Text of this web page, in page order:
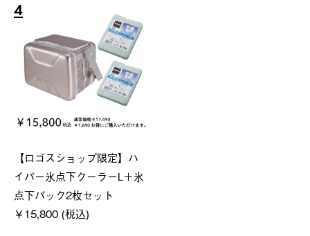
4
【ロゴスショップ限定】ハ
イパー氷点下クーラーL＋氷
点下パック2枚セット
￥15,800 (税込)